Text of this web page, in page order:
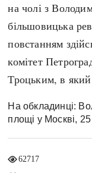
Авіація і
Архітектура і
Битви і війни
Катастрофи
Кримінал
Культура і
Людина і
Наука, освіта і
на чолі з
більшовицька
повстанням
комітет
Троцьким, в який
На обкладинці:
площі у Москві,
62717